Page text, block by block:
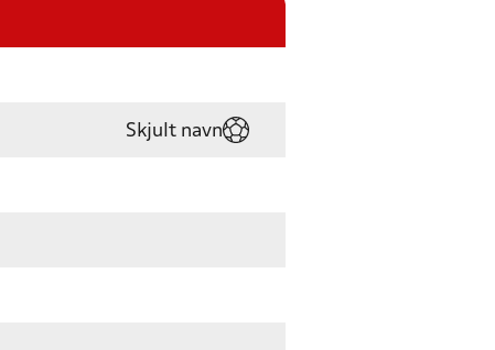
Skjult navn